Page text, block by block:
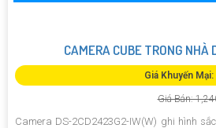
CAMERA CUBE TRONG
Giá Khuyến
Giá Bán:
Camera DS-2CD2423G2-IW(W) ghi hình